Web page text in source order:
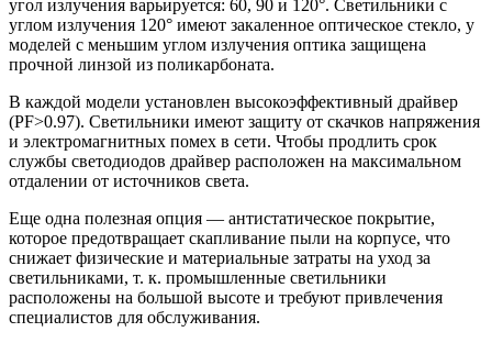
угол излучения варьируется: 60, 90 и 120°. Светильники с
углом излучения 120° имеют закаленное оптическое стекло, у
моделей с меньшим углом излучения оптика защищена
прочной линзой из поликарбоната.
В каждой модели установлен высокоэффективный драйвер
(PF>0.97). Светильники имеют защиту от скачков напряжения
и электромагнитных помех в сети. Чтобы продлить срок
службы светодиодов драйвер расположен на максимальном
отдалении от источников света.
Еще одна полезная опция — антистатическое покрытие,
которое предотвращает скапливание пыли на корпусе, что
снижает физические и материальные затраты на уход за
светильниками, т. к. промышленные светильники
расположены на большой высоте и требуют привлечения
специалистов для обслуживания.